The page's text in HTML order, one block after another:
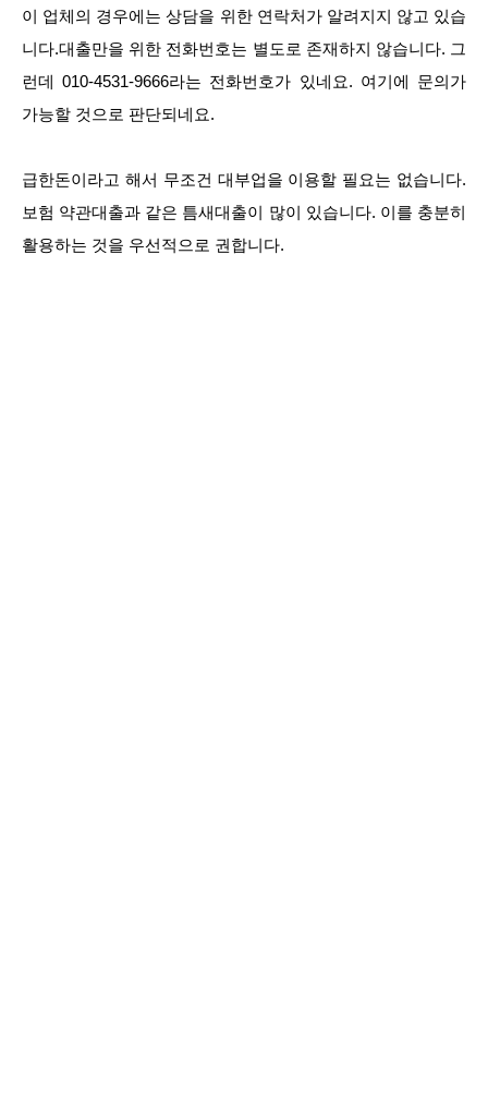
이 업체의 경우에는 상담을 위한 연락처가 알려지지 않고 있습
니다.대출만을 위한 전화번호는 별도로 존재하지 않습니다. 그
런데 010-4531-9666라는 전화번호가 있네요. 여기에 문의가
가능할 것으로 판단되네요.
급한돈이라고 해서 무조건 대부업을 이용할 필요는 없습니다.
보험 약관대출과 같은 틈새대출이 많이 있습니다. 이를 충분히
활용하는 것을 우선적으로 권합니다.